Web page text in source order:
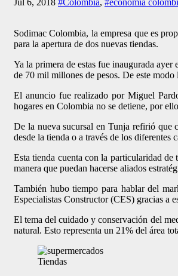
Jul 6, 2018 #Colombia, #economía
Sodimac Colombia, la empresa que es
para la apertura de dos nuevas tiendas.
Ya la primera de estas fue inaugurada
de 70 mil millones de pesos. De este
El anuncio fue realizado por Miguel
hogares en Colombia no se detiene, por
De la nueva sucursal en Tunja refirió que
desde la tienda o a través de los diferentes
Esta tienda cuenta con la particularidad
manera que puedan hacerse aliados
También hubo tiempo para hablar del
Especialistas Constructor (CES) gracias a
El tema del cuidado y conservación del
natural. Esto representa un 21% del área
Tiendas